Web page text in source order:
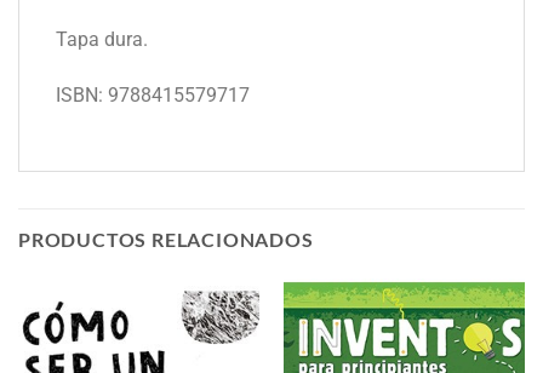
Tapa dura.
ISBN: 9788415579717
PRODUCTOS RELACIONADOS